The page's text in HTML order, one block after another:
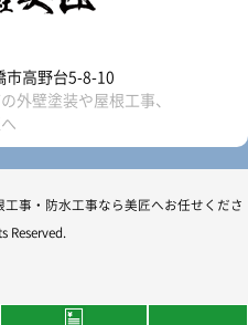
高野台5-8-10
外壁塗装や屋根工事、
事・防水工事なら美匠へお任せくださ
Reserved.